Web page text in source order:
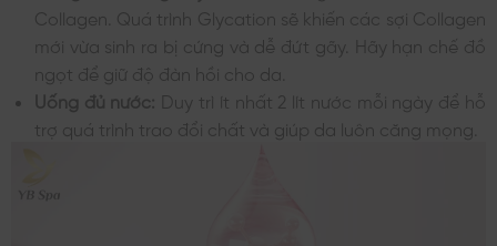
Collagen. Quá trình Glycation sẽ khiến các sợi Collagen
mới vừa sinh ra bị cứng và dễ đứt gãy. Hãy hạn chế đồ
ngọt để giữ độ đàn hồi cho da.
Uống đủ nước: Duy trì ít nhất 2 lít nước mỗi ngày để hỗ
trợ quá trình trao đổi chất và giúp da luôn căng mọng.